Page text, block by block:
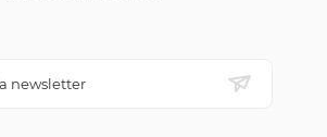
newsletter